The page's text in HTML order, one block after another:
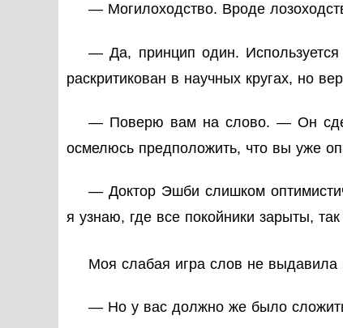
— Могилоходство. Вроде
— Да, принцип один. Используется
раскритикован в научных кругах, но
— Поверю вам на слово. — Он
осмелюсь предположить, что вы уже
— Доктор Эшби слишком
я узнаю, где все покойники зарыты, так
Моя слабая игра слов не выдавила
— Но у вас должно же было